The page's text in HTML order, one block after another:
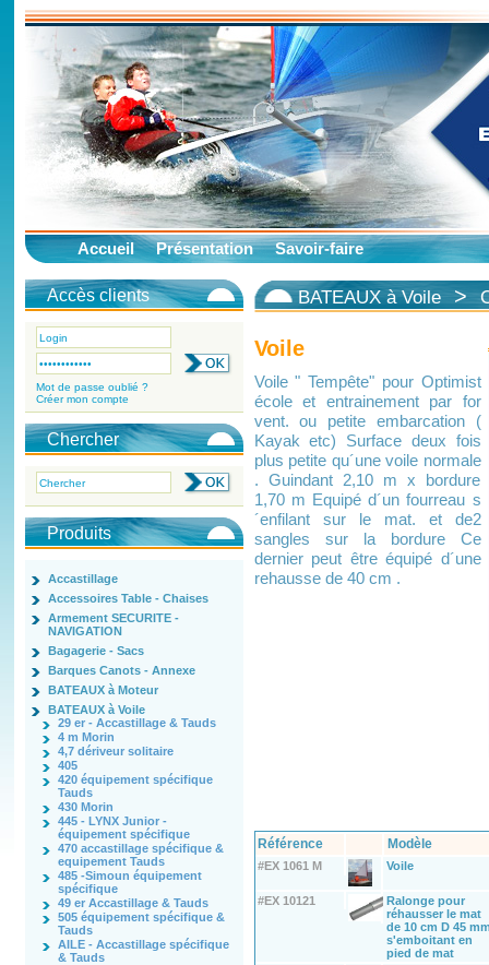
Accueil Présentation Savoir-faire
Accès clients
Mot de passe oublié ?
Créer mon compte
Chercher
Produits
Accastillage
Accessoires Table - Chaises
Armement SECURITE -
NAVIGATION
Bagagerie - Sacs
Barques Canots - Annexe
BATEAUX à Moteur
BATEAUX à Voile
29 er - Accastillage & Tauds
4 m Morin
4,7 dériveur solitaire
405
420 équipement spécifique
Tauds
430 Morin
445 - LYNX Junior -
équipement spécifique
470 accastillage spécifique &
equipement Tauds
485 -Simoun équipement
spécifique
49 er Accastillage & Tauds
505 équipement spécifique &
Tauds
AILE - Accastillage spécifique
& Tauds
BATEAUX à Voile>
Voile
Voile " Tempête" pour Optimist
école et entrainement par for
vent. ou petite embarcation (
Kayak etc) Surface deux fois
plus petite qu´une voile normale
. Guindant 2,10 m x bordure
1,70 m Equipé d´un fourreau s
´enfilant sur le mat. et de2
sangles sur la bordure Ce
dernier peut être équipé d´une
rehausse de 40 cm .
Référence Modèle
#EX 1061 M Voile
#EX 10121
Ralonge pour
réhausser le mat
de 10 cm D 45
s'emboitant en
pied de mat